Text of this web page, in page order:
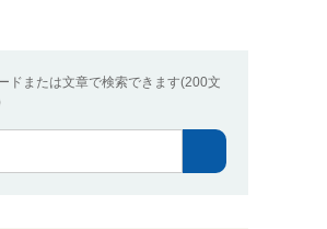
ドまたは文章で検索できます(200文